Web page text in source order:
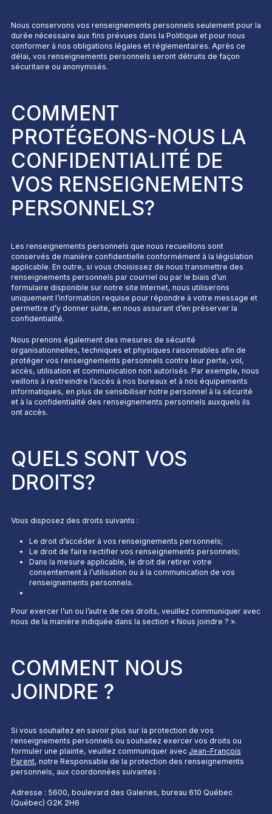
Nous conservons vos renseignements personnels seulement pour la
durée nécessaire aux fins prévues dans la Politique et pour nous
conformer à nos obligations légales et réglementaires. Après ce
délai, vos renseignements personnels seront détruits de façon
sécuritaire ou anonymisés.
COMMENT
PROTÉGEONS-NOUS LA
CONFIDENTIALITÉ DE
VOS RENSEIGNEMENTS
PERSONNELS?
Les renseignements personnels que nous recueillons sont
conservés de manière confidentielle conformément à la législation
applicable. En outre, si vous choisissez de nous transmettre des
renseignements personnels par courriel ou par le biais d’un
formulaire disponible sur notre site Internet, nous utiliserons
uniquement l’information requise pour répondre à votre message et
permettre d’y donner suite, en nous assurant d’en préserver la
confidentialité.
Nous prenons également des mesures de sécurité
organisationnelles, techniques et physiques raisonnables afin de
protéger vos renseignements personnels contre leur perte, vol,
accès, utilisation et communication non autorisés. Par exemple, nous
veillons à restreindre l’accès à nos bureaux et à nos équipements
informatiques, en plus de sensibiliser notre personnel à la sécurité
et à la confidentialité des renseignements personnels auxquels ils
ont accès.
QUELS SONT VOS
DROITS?
Vous disposez des droits suivants :
Le droit d’accéder à vos renseignements personnels;
Le droit de faire rectifier vos renseignements personnels;
Dans la mesure applicable, le droit de retirer votre
consentement à l’utilisation ou à la communication de vos
renseignements personnels.
Pour exercer l’un ou l’autre de ces droits, veuillez communiquer avec
nous de la manière indiquée dans la section « Nous joindre ? ».
COMMENT NOUS
JOINDRE ?
Si vous souhaitez en savoir plus sur la protection de vos
renseignements personnels ou souhaitez exercer vos droits ou
formuler une plainte, veuillez communiquer avec Jean-François
Parent, notre Responsable de la protection des renseignements
personnels, aux coordonnées suivantes :
Adresse : 5600, boulevard des Galeries, bureau 610 Québec
(Québec) G2K 2H6